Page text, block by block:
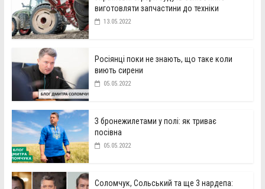
виготовляти запчастини до техніки
13.05.2022
Росіянці поки не знають, що таке коли
виють сирени
05.05.2022
З бронежилетами у полі: як триває
посівна
05.05.2022
Соломчук, Сольський та ще 3 нардепа: